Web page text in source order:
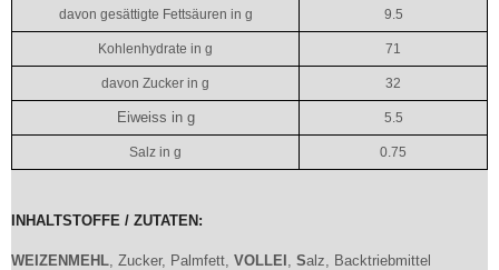
davon gesättigte Fettsäuren in g 9.5
Kohlenhydrate in g 71
davon Zucker in g 32
Eiweiss in g 5.5
Salz in g 0.75
INHALTSTOFFE / ZUTATEN:
WEIZENMEHL, Zucker, Palmfett, VOLLEI , Salz, Backtriebmittel